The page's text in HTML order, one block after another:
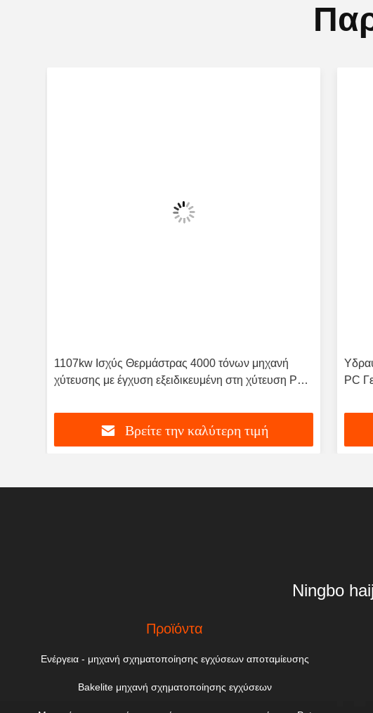
1107kw Ισχύς Θερμάστρας 4000 τόνων μηχανή
χύτευσης με έγχυση εξειδικευμένη στη χύτευση PVC
Βρείτε την καλύτερη τιμή
PC
Ningbo
Προϊόντα
Ενέργεια - μηχανή σχηματοποίησης εγχύσεων αποταμίευσης
Bakelite μηχανή σχηματοποίησης εγχύσεων